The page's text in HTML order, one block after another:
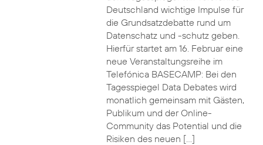
Deutschland wichtige Impulse für
die Grundsatzdebatte rund um
Datenschatz und -schutz geben.
Hierfür startet am 16. Februar eine
neue Veranstaltungsreihe im
Telefónica BASECAMP: Bei den
Tagesspiegel Data Debates wird
monatlich gemeinsam mit Gästen,
Publikum und der Online-
Community das Potential und die
Risiken des neuen […]